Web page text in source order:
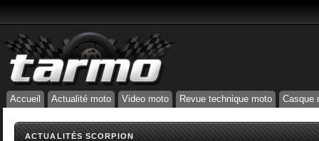
Accueil Actualité moto Video moto Revue technique moto Casque
ACTUALITÉS SCORPION